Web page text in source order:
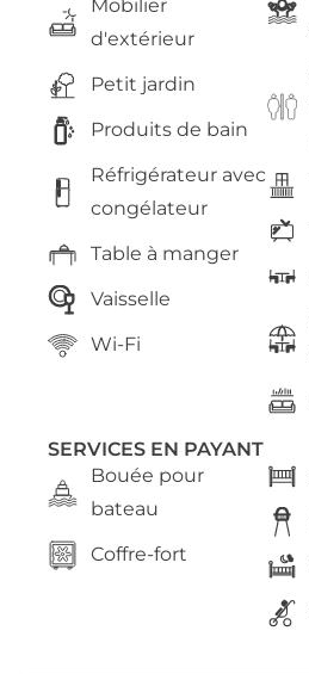
Mobilier
d'extérieur
Petit jardin
Produits de bain
Réfrigérateur avec
congélateur
Table à manger
Vaisselle
Wi-Fi
SERVICES EN PAYANT
Bouée pour
bateau
Coffre-fort